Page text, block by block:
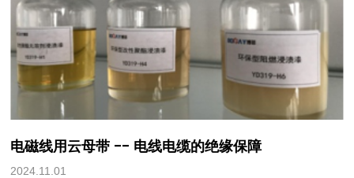
电磁线用云母带 -- 电线电缆的绝缘保障
2024.11.01